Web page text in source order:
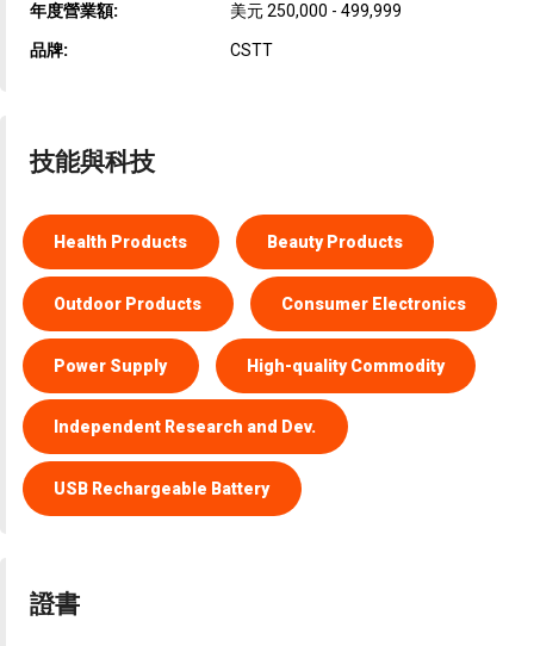
年度營業額: 美元 250,000 - 499,999
品牌: CSTT
技能與科技
Health Products Beauty Products
Outdoor Products Consumer Electronics
Power Supply High-quality Commodity
Independent Research and Dev.
USB Rechargeable Battery
證書